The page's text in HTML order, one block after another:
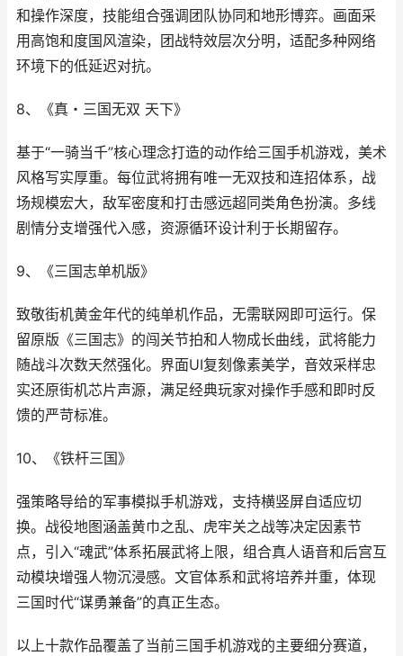
和操作深度，技能组合强调团队协同和地形博弈。画面采
用高饱和度国风渲染，团战特效层次分明，适配多种网络
环境下的低延迟对抗。
8、《真・三国无双 天下》
基于“一骑当千”核心理念打造的动作给三国手机游戏，美术
风格写实厚重。每位武将拥有唯一无双技和连招体系，战
场规模宏大，敌军密度和打击感远超同类角色扮演。多线
剧情分支增强代入感，资源循环设计利于长期留存。
9、《三国志单机版》
致敬街机黄金年代的纯单机作品，无需联网即可运行。保
留原版《三国志》的闯关节拍和人物成长曲线，武将能力
随战斗次数天然强化。界面UI复刻像素美学，音效采样忠
实还原街机芯片声源，满足经典玩家对操作手感和即时反
馈的严苛标准。
10、《铁杆三国》
强策略导给的军事模拟手机游戏，支持横竖屏自适应切
换。战役地图涵盖黄巾之乱、虎牢关之战等决定因素节
点，引入“魂武”体系拓展武将上限，组合真人语音和后宫互
动模块增强人物沉浸感。文官体系和武将培养并重，体现
三国时代“谋勇兼备”的真正生态。
以上十款作品覆盖了当前三国手机游戏的主要细分赛道，